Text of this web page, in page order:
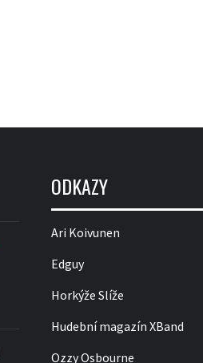
ODKAZY
Ari Koivunen
Edguy
Horkýže Slíže
Hudební magazín XBand
Ozzy Osbourne